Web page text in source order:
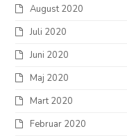
August 2020
Juli 2020
Juni 2020
Maj 2020
Mart 2020
Februar 2020